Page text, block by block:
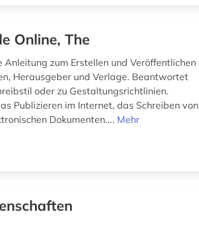
Online, The
zum Erstellen und Veröffentlichen
Herausgeber und Verlage. Beantwortet
oder zu Gestaltungsrichtlinien.
Publizieren im Internet, das Schreiben von
Dokumenten.... Mehr